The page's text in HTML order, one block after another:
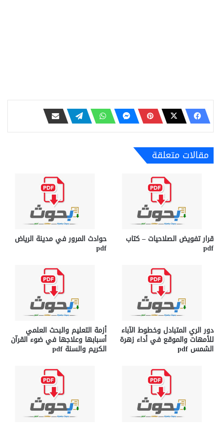
مقالات متعلقة
قرار تفويض الصلاحيات – كتاب
pdf
حوادث المرور في مدينة الرياض
pdf
دور الري المتبادل وخطوط الآباء
للأمهات والموقع في أداء زهرة
الشمس pdf
أزمة التعليم والبحث العلمي
أسبابها وعلاجها في ضوء القرآن
الكريم والسنة pdf